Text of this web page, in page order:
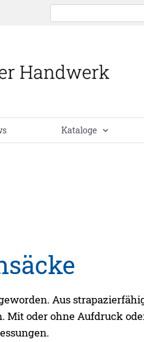
Kataloge
Aus
Mit oder ohne Aufdruck